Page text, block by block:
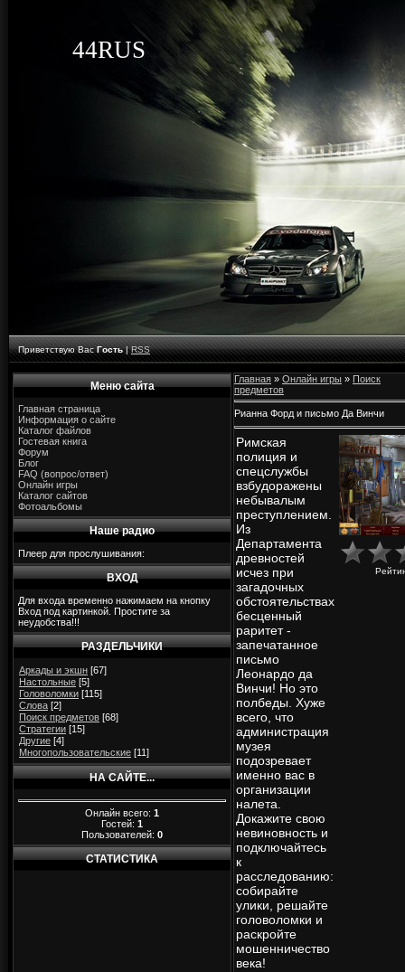
44RUS
Приветствую Вас Гость|RSS
Меню сайта
Главная страница
Информация о сайте
Каталог файлов
Гостевая книга
Форум
Блог
FAQ (вопрос/ответ)
Онлайн игры
Каталог сайтов
Фотоальбомы
Наше радио
Плеер для прослушивания:
ВХОД
Для входа временно нажимаем на кнопку
Вход под картинкой. Простите за
неудобства!!!
РАЗДЕЛЬЧИКИ
Аркады и экшн [67]
Настольные [5]
Головоломки [115]
Слова [2]
Поиск предметов [68]
Стратегии [15]
Другие [4]
Многопользовательские [11]
НА САЙТЕ...
Онлайн всего: 1
Гостей: 1
Пользователей: 0
СТАТИСТИКА
Главная » Онлайн игры » Поиск
предметов
Рианна Форд и письмо Да Винчи
Римская
полиция и
спецслужбы
взбудоражены
небывалым
преступлением.
Из
Департамента
древностей
исчез при
загадочных
обстоятельствах
бесценный
раритет -
запечатанное
письмо
Леонардо да
Винчи! Но это
полбеды. Хуже
всего, что
администрация
музея
подозревает
именно вас в
организации
налета.
Докажите свою
невиновность и
подключайтесь
к
расследованию:
собирайте
улики, решайте
головоломки и
раскройте
мошенничество
века!